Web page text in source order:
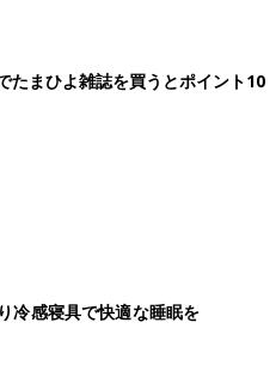
たまひよ雑誌を買うとポイント10
冷感寝具で快適な睡眠を